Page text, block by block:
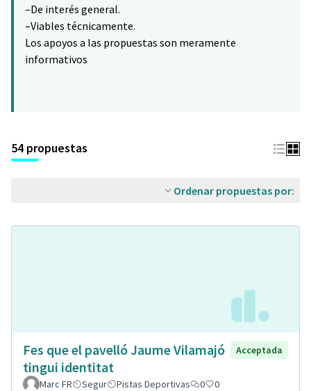
–De interés general.
–Viables técnicamente.
Los apoyos a las propuestas son meramente
informativos
54 propuestas
Ordenar propuestas por:
Fes que el pavelló Jaume Vilamajó
tingui identitat
Acceptada
Marc FR Segur Pistas Deportivas 0 0